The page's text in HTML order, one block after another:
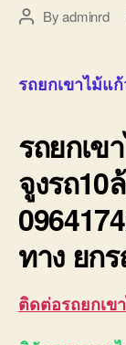
PostByadminrd
รถยกเขาไม้แ
รถยกเข
จูงรถ10
ทาง ยก
ติดต่อรถยกเข